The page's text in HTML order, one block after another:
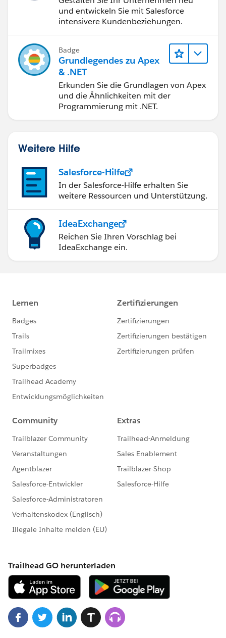
und entwickeln Sie mit Salesforce
intensivere Kundenbeziehungen.
Badge
Grundlegendes zu Apex
& .NET
Erkunden Sie die Grundlagen von Apex
und die Ähnlichkeiten mit der
Programmierung mit .NET.
Weitere Hilfe
Salesforce-Hilfe
In der Salesforce-Hilfe erhalten Sie
weitere Ressourcen und Unterstützung.
IdeaExchange
Reichen Sie Ihren Vorschlag bei
IdeaExchange ein.